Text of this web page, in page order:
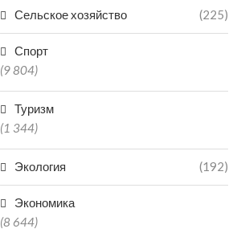
Сельское хозяйство (225)
Спорт
(9 804)
Туризм
(1 344)
Экология (192)
Экономика
(8 644)